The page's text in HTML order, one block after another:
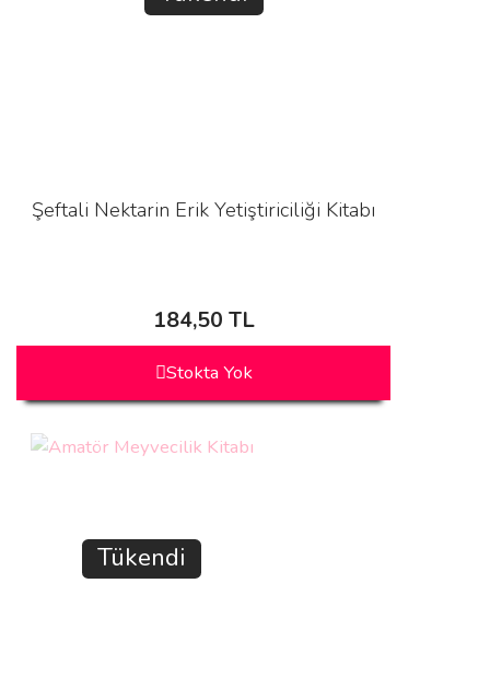
Şeftali Nektarin Erik Yetiştiriciliği Kitabı
184,50 TL
Stokta Yok
Tükendi